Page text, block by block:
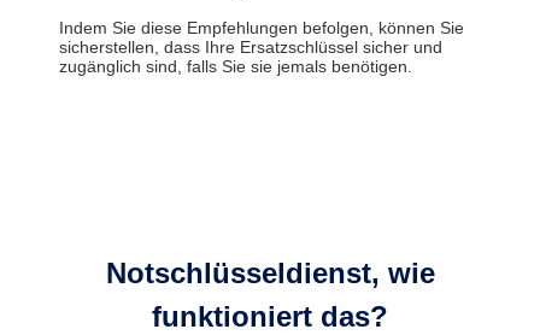
Indem Sie diese Empfehlungen befolgen, können Sie
sicherstellen, dass Ihre Ersatzschlüssel sicher und
zugänglich sind, falls Sie sie jemals benötigen.
Notschlüsseldienst, wie
funktioniert das?